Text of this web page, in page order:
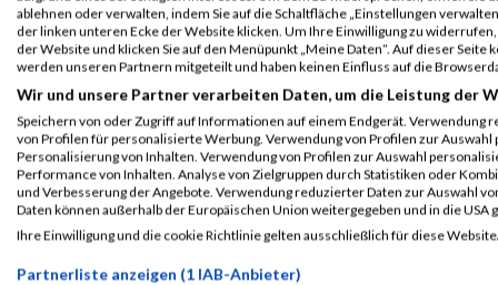
11934
Niko Berberich Rb
12005
Dominik Herbst Rb
12082
Marco Russo Rb
11923
Klaus Artelt Rb
11992
Marius Haesler Dc
11911
Maximilian Reinhard Rb
12022
Thomas Kobr Rb
12061
Matthias Peine Rb
12085
Stefan
ablehnen oder verwalten, indem Sie auf die Schaltfläche „Einstellungen
der linken unteren Ecke der Website klicken. Um Ihre Einwilligung zu
der Website und klicken Sie auf den Menüpunkt „Meine Daten“. Auf dieser
werden unseren Partnern mitgeteilt und haben keinen Einfluss auf die
Wir und unsere Partner verarbeiten Daten, um die Leistung der
Speichern von oder Zugriff auf Informationen auf einem Endgerät. Verwendung
von Profilen für personalisierte Werbung. Verwendung von Profilen zur
Personalisierung von Inhalten. Verwendung von Profilen zur Auswahl
Performance von Inhalten. Analyse von Zielgruppen durch Statistiken oder
und Verbesserung der Angebote. Verwendung reduzierter Daten zur Auswahl
Daten können außerhalb der Europäischen Union weitergegeben und in die USA
Ihre Einwilligung und die cookie Richtlinie gelten ausschließlich für diese
Partnerliste anzeigen (1 IAB-Anbieter)